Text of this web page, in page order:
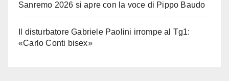
Sanremo 2026 si apre con la voce di Pippo Baudo
Il disturbatore Gabriele Paolini irrompe al Tg1:
«Carlo Conti bisex»